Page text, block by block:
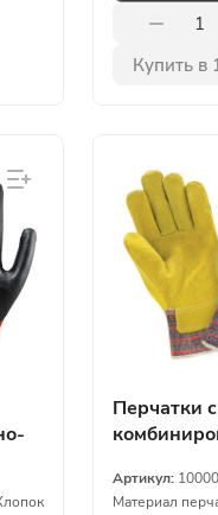
Купить в
Перчатки
Артикул:
Материал